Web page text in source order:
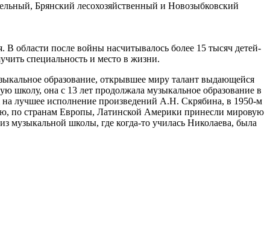
Брянский лесохозяйственный и Новозыбковский
области после во­йны насчитывалось более 15 тысяч детей-
специальность и место в жизни.
обра­зование, открывшее миру талант выдающейся
она с 13 лет продолжала музыкальное обра­зование в
на лучшее испол­нение произведений А.Н. Скрябина, в 1950-м
по странам Европы, Латинской Америки принесли миро­вую
музыкальной шко­лы, где когда-то училась Николаева, была